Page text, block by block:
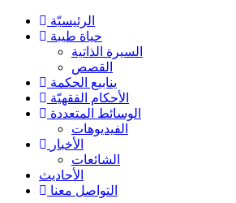
الرئیسیّة
حياة طيبة
السيرة الذاتية
القصص
ينابيع الحكمة
الأحکام الفقهیّة
الوسائط المتعددة
الفیدیوهات
الأخبار
الشائعات
الأحادیث
التواصل معنا